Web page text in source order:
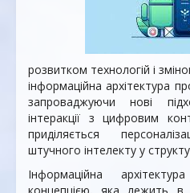
розвитком технологій і
інформаційна архітектура
запроваджуючи нові
інтеракції з цифровим
приділяється
штучного інтелекту у
Інформаційна